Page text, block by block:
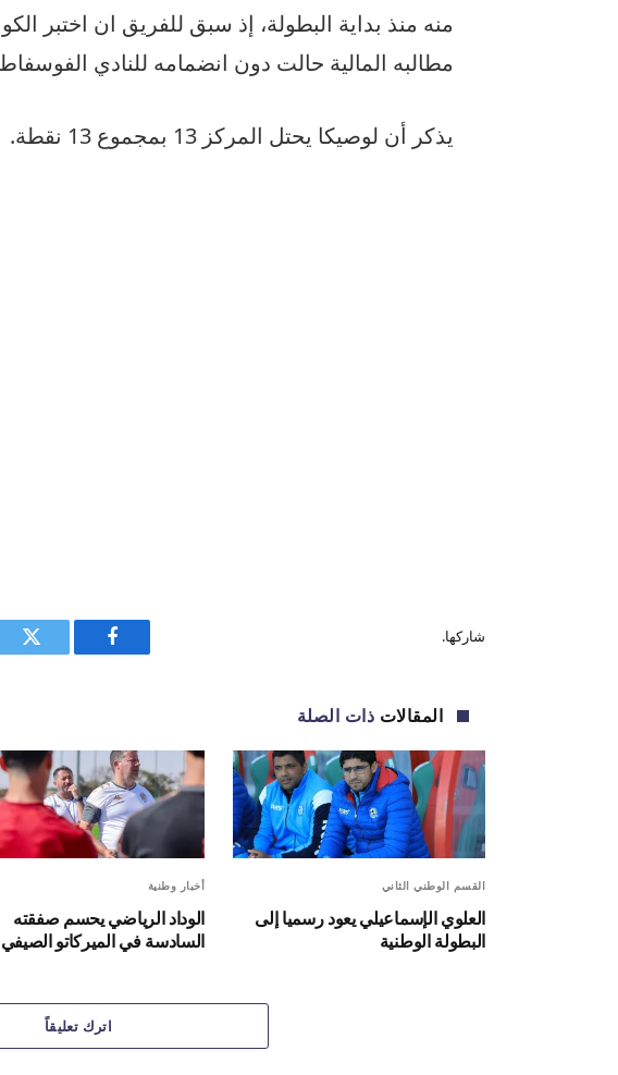
منه منذ بداية البطولة، إذ سبق للفريق ان اختبر
مطالبه المالية حالت دون انضمامه للنادي
يذكر أن لوصيكا يحتل المركز 13 بمجموع 13 نقطة.
شاركها.
فيسبوك
المقالات ذات الصلة
القسم الوطني الثاني
العلوي الإسماعيلي يعود رسميا إلى
البطولة الوطنية
أخبار وطنية
الوداد الرياضي يحسم صفقته
السادسة في الميركاتو الصيفي
اترك تعليقاً